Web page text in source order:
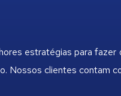
estratégias para
Nossos clientes contam